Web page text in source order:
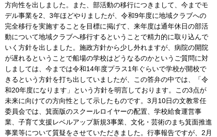
方向性を出しました。また、部活動の移行につきまして、今までモ
デル事業を2、3年ほどやりましたが、令和9年度に地域クラブへの
完全移行を実施することを目標に掲げて、来年度は通年休日の部活
動について地域クラブへ移行するということで精力的に取り込んで
いく方針を出しました。施政方針から少し外れますが、病院の開院
が遅れるということで船場の学校はどうなるのかというご質問に対
しましては、今までは令和14年度プラス1年ぐらいで学校が開校で
きるという方針を打ち出していましたが、この答弁の中では、「令
和20年度になります」という方針を明言しております。この3点が
未来に向けての方向性として示したものです。3月10日の文教常任
委員会では、箕面版のスクールロイヤーの配置、学校給食運営事
業、子育て支援レベルアップ新規3事業、文化・芸術のまち箕面推進
事業等について質疑をさせていただきました。行事報告ですが、2月